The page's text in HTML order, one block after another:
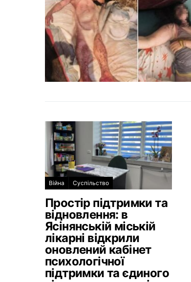
Війна Суспільство
Простір підтримки та
відновлення: в
Ясінянській міській
лікарні відкрили
оновлений кабінет
психологічної
підтримки та єдиного